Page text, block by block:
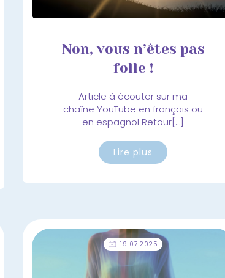
Non, vous n’êtes pas
folle !
Article à écouter sur ma
chaîne YouTube en français ou
en espagnol Retour[…]
Lire plus
19.07.2025